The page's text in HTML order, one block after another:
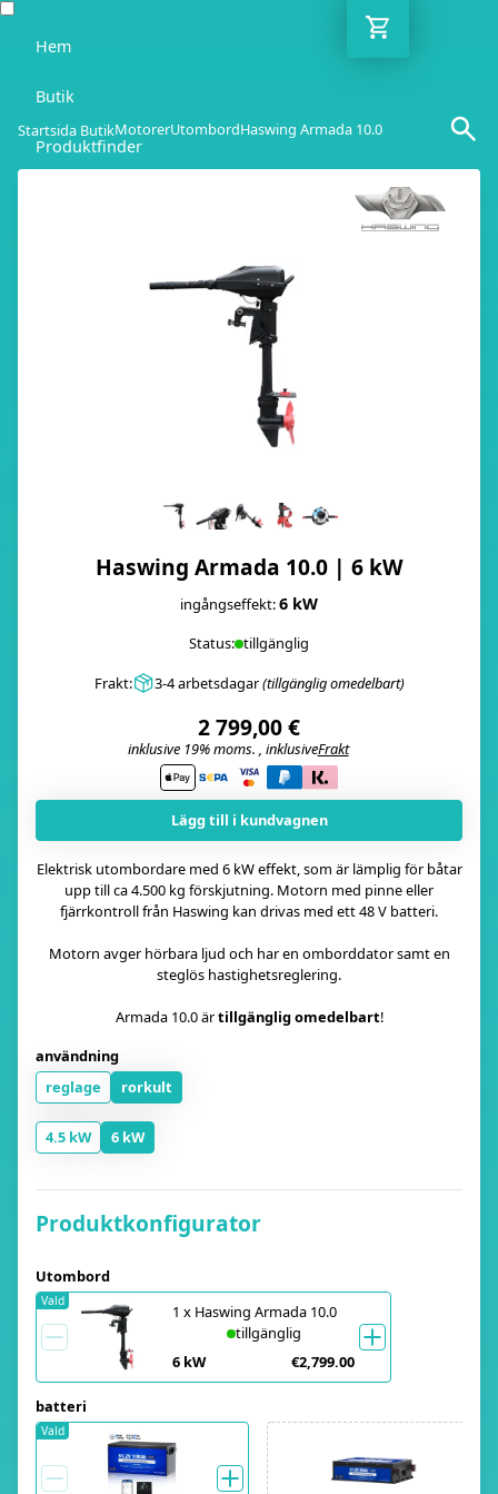
Hem
Butik
Produktfinder
Startsida ButikMotorerUtombordHaswing Armada 10.0
Haswing Armada 10.0 | 6 kW
ingångseffekt:6 kW
Status: tillgänglig
Frakt:
3-4 arbetsdagar(tillgänglig omedelbart)
2 799,00 €
inklusive 19% moms. , inklusiveFrakt
Lägg till i kundvagnen
Elektrisk utombordare med 6 kW effekt, som är lämplig för båtar
upp till ca 4.500 kg förskjutning. Motorn med pinne eller
fjärrkontroll från Haswing kan drivas med ett 48 V batteri.
Motorn avger hörbara ljud och har en omborddator samt en
steglös hastighetsreglering.
Armada 10.0 ärtillgänglig omedelbart!
användning
reglage
rorkult
4.5 kW 6 kW
Produktkonfigurator
Utombord
1 x Haswing Armada 10.0
tillgänglig
6 kW
€2,799.00
Vald
batteri
Vald